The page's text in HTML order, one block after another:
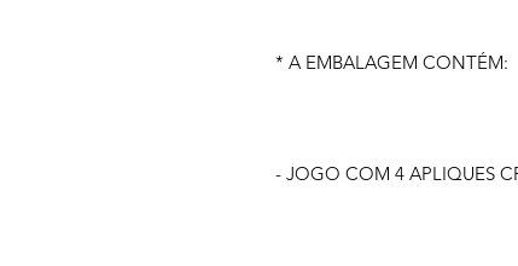
* A EMBALAGEM CONTÉM:
- JOGO COM 4 APLIQUES